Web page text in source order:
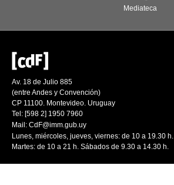
Mediateca
Av. 18 de Julio 885
(entre Andes y Convención)
CP 11100. Montevideo. Uruguay
Tel: [598 2] 1950 7960
Mail: CdF@imm.gub.uy
Lunes, miércoles, jueves, viernes: de 10 a 19.30 h.
Martes: de 10 a 21 h. Sábados de 9.30 a 14.30 h.